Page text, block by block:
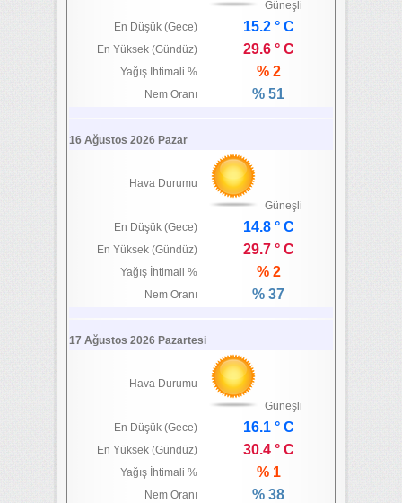
Güneşli
En Düşük (Gece)
15.2 ° C
En Yüksek (Gündüz) 29.6 ° C
Yağış İhtimali % % 2
Nem Oranı % 51
16 Ağustos 2026 Pazar
Hava Durumu
Güneşli
En Düşük (Gece)
14.8 ° C
En Yüksek (Gündüz) 29.7 ° C
Yağış İhtimali % % 2
Nem Oranı % 37
17 Ağustos 2026 Pazartesi
Hava Durumu
Güneşli
En Düşük (Gece)
16.1 ° C
En Yüksek (Gündüz) 30.4 ° C
Yağış İhtimali % % 1
Nem Oranı % 38